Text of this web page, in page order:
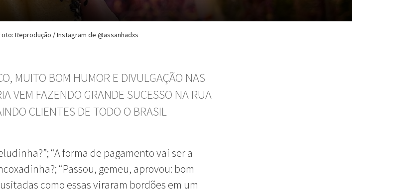
Reprodução / Instagram de @assanhadxs
MUITO BOM HUMOR E DIVULGAÇÃO NAS
VEM FAZENDO GRANDE SUCESSO NA RUA
CLIENTES DE TODO O BRASIL
“A forma de pagamento vai ser a
“Passou, gemeu, aprovou: bom
como essas viraram bordões em um